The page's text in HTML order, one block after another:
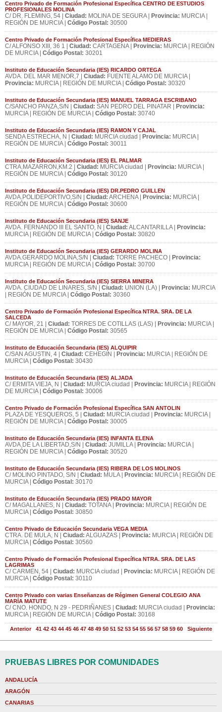
Centro Privado de Formación Profesional Específica CENTRO DE ESTUDIOS
PROFESIONALES MOLINA
C/ DR. FLEMING, 54 | Ciudad: MOLINA DE SEGURA | Provincia: MURCIA |
REGIÓN DE MURCIA | Código Postal: 30500
Centro Privado de Formación Profesional Específica MEDIERAS
C/ ALFONSO XIII, 36 1 | Ciudad: CARTAGENA | Provincia: MURCIA | REGIÓN
DE MURCIA | Código Postal: 30201
Instituto de Educación Secundaria (IES) RICARDO ORTEGA
AVDA. DEL MAR MENOR,7 | Ciudad: FUENTE ALAMO DE MURCIA |
Provincia: MURCIA | REGIÓN DE MURCIA | Código Postal: 30320
Instituto de Educación Secundaria (IES) MANUEL TARRAGA ESCRIBANO
C/SANCHO PANZA,S/N | Ciudad: SAN PEDRO DEL PINATAR |
Provincia:
MURCIA | REGIÓN DE MURCIA | Código Postal: 30740
Instituto de Educación Secundaria (IES) RAMON Y CAJAL
SENDA ESTRECHA, N | Ciudad: MURCIA ciudad | Provincia: MURCIA |
REGIÓN DE MURCIA | Código Postal: 30011
Instituto de Educación Secundaria (IES) EL PALMAR
CTRA.MAZARRON,KM.2 | Ciudad: MURCIA ciudad | Provincia: MURCIA |
REGIÓN DE MURCIA | Código Postal: 30120
Instituto de Educación Secundaria (IES) DR.PEDRO GUILLEN
AVDA.POLIDEPORTIVO,S/N | Ciudad: ARCHENA | Provincia: MURCIA |
REGIÓN DE MURCIA | Código Postal: 30600
Instituto de Educación Secundaria (IES) SANJE
AVDA. FERNANDO III EL SANTO, N | Ciudad: ALCANTARILLA |
Provincia:
MURCIA | REGIÓN DE MURCIA | Código Postal: 30820
Instituto de Educación Secundaria (IES) GERARDO MOLINA
AVDA.GERARDO MOLINA,S/N | Ciudad: TORRE PACHECO |
Provincia:
MURCIA | REGIÓN DE MURCIA | Código Postal: 30700
Instituto de Educación Secundaria (IES) SIERRA MINERA
AVDA. CIUDAD DE LINARES, S/N | Ciudad: UNION (LA) | Provincia: MURCIA
| REGIÓN DE MURCIA | Código Postal: 30360
Centro Privado de Formación Profesional Específica NTRA. SRA. DE LA
SALCEDA
C/ MAYOR, 21 | Ciudad: TORRES DE COTILLAS (LAS) | Provincia: MURCIA |
REGIÓN DE MURCIA | Código Postal: 30565
Instituto de Educación Secundaria (IES) ALQUIPIR
C/SAN AGUSTIN, 4 | Ciudad: CEHEGIN | Provincia: MURCIA | REGIÓN DE
MURCIA | Código Postal: 30430
Instituto de Educación Secundaria (IES) ALJADA
C/ ERMITA VIEJA, N | Ciudad: MURCIA ciudad | Provincia: MURCIA | REGIÓN
DE MURCIA | Código Postal: 30006
Centro Privado de Formación Profesional Específica SAN ANTOLIN
PLAZA DE YESQUEROS, 5 | Ciudad: MURCIA ciudad | Provincia: MURCIA |
REGIÓN DE MURCIA | Código Postal: 30005
Instituto de Educación Secundaria (IES) INFANTA ELENA
AVDA.DE LA LIBERTAD,S/N | Ciudad: JUMILLA | Provincia: MURCIA |
REGIÓN DE MURCIA | Código Postal: 30520
Instituto de Educación Secundaria (IES) RIBERA DE LOS MOLINOS
C/ MOLINO PINTADO, S/N | Ciudad: MULA | Provincia: MURCIA | REGIÓN DE
MURCIA | Código Postal: 30170
Instituto de Educación Secundaria (IES) PRADO MAYOR
C/ MAGALLANES, N | Ciudad: TOTANA | Provincia: MURCIA | REGIÓN DE
MURCIA | Código Postal: 30850
Centro Privado de Educación Secundaria VEGA MEDIA
CTRA. DE MULA, N | Ciudad: ALGUAZAS | Provincia: MURCIA | REGIÓN DE
MURCIA | Código Postal: 30560
Centro Privado de Formación Profesional Específica NTRA. SRA. DE LAS
LAGRIMAS
C/ CARMEN, 54 | Ciudad: MURCIA ciudad | Provincia: MURCIA | REGIÓN DE
MURCIA | Código Postal: 30110
Centro Privado con varias Enseñanzas de Régimen General COLEGIO ANA
MARÍA MATUTE
C/ CNO. HONDO, N 29 - PEDRIÑANES | Ciudad: MURCIA ciudad |
Provincia:
MURCIA | REGIÓN DE MURCIA | Código Postal: 30168
Anterior 41 42 43 44 45 46 47 48 49 50 51 52 53 54 55 56 57 58 59 60 Siguiente
PRUEBAS LIBRES POR COMUNIDADES
ANDALUCÍA
ARAGÓN
CANARIAS